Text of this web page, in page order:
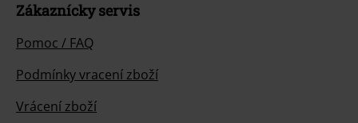
Zákaznícky servis
Pomoc / FAQ
Podmínky vracení zboží
Vrácení zboží